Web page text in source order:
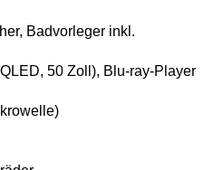
Badvorleger inkl.
50 Zoll), Blu-ray-Player